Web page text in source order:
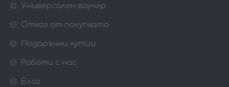
Универсален ваучер
Отказ от покупката
Подаръчни кутии
Работи с нас
Блог